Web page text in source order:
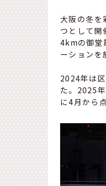
大阪の冬を
つとして開
4kmの御堂
ーションを
2024年は
た。2025
に4月から